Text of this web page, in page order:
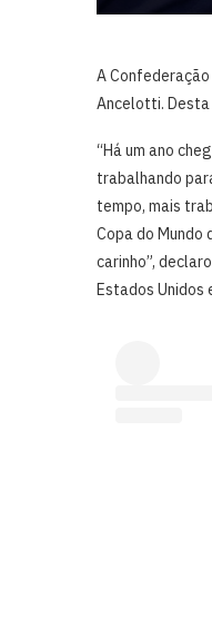
A
Ancelotti. Desta
“Há um ano
trabalhando
tempo, mais
Copa do Mundo
carinho”,
Estados Unidos